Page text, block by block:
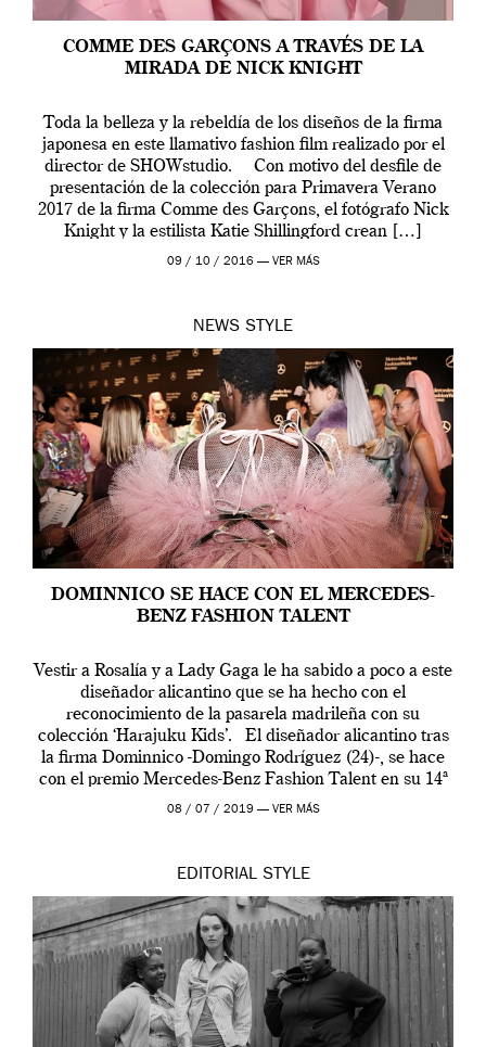
COMME DES GARÇONS A TRAVÉS DE LA
MIRADA DE NICK KNIGHT
Toda la belleza y la rebeldía de los diseños de la firma
japonesa en este llamativo fashion film realizado por el
director de SHOWstudio. Con motivo del desfile de
presentación de la colección para Primavera Verano
2017 de la firma Comme des Garçons, el fotógrafo Nick
Knight y la estilista Katie Shillingford crean […]
09 / 10 / 2016 — VER MÁS
NEWS STYLE
DOMINNICO SE HACE CON EL MERCEDES-
BENZ FASHION TALENT
Vestir a Rosalía y a Lady Gaga le ha sabido a poco a este
diseñador alicantino que se ha hecho con el
reconocimiento de la pasarela madrileña con su
colección ‘Harajuku Kids’. El diseñador alicantino tras
la firma Dominnico -Domingo Rodríguez (24)-, se hace
con el premio Mercedes-Benz Fashion Talent en su 14ª
edición. […]
08 / 07 / 2019 — VER MÁS
EDITORIAL STYLE